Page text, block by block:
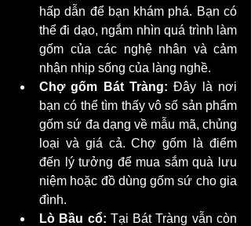
hấp dẫn để bạn khám phá. Bạn có
thể đi dạo, ngắm nhìn quá trình làm
gốm của các nghệ nhân và cảm
nhận nhịp sống của làng nghề.
Chợ gốm Bát Tràng: Đây là nơi
bạn có thể tìm thấy vô số sản phẩm
gốm sứ đa dạng về mẫu mã, chủng
loại và giá cả. Chợ gốm là điểm
đến lý tưởng để mua sắm quà lưu
niệm hoặc đồ dùng gốm sứ cho gia
đình.
Lò Bầu cổ: Tại Bát Tràng vẫn còn